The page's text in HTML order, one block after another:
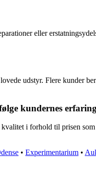
eller
udstyr. Flere kunder
kundernes
i forhold til prisen
• Experimentarium •